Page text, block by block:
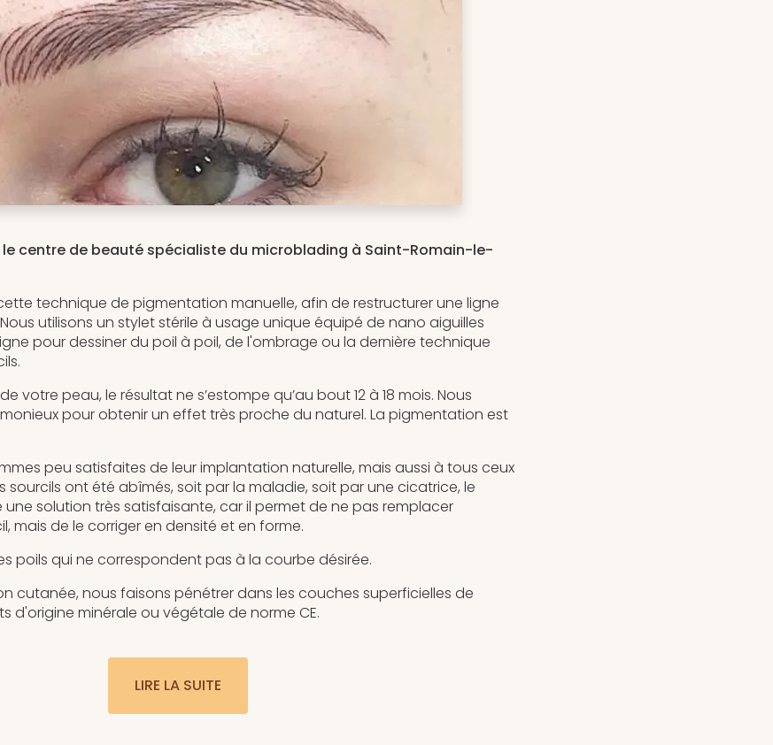
le centre de beauté spécialiste du microblading à Saint-Romain-le-
technique de pigmentation manuelle, afin de restructurer une ligne
utilisons un stylet stérile à usage unique équipé de nano aiguilles
pour dessiner du poil à poil, de l'ombrage ou la dernière technique
votre peau, le résultat ne s’estompe qu’au bout 12 à 18 mois. Nous
pour obtenir un effet très proche du naturel. La pigmentation est
peu satisfaites de leur implantation naturelle, mais aussi à tous ceux
sourcils ont été abîmés, soit par la maladie, soit par une cicatrice, le
solution très satisfaisante, car il permet de ne pas remplacer
mais de le corriger en densité et en forme.
poils qui ne correspondent pas à la courbe désirée.
cutanée, nous faisons pénétrer dans les couches superficielles de
d'origine minérale ou végétale de norme CE.
LIRE LA SUITE